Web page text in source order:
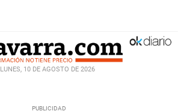
LUNES, 10 DE AGOSTO DE 2026